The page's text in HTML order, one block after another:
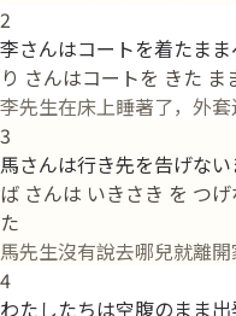
2
李さんはコートを着たま
り さんはコートを きた
李先生在床上睡著了，外套
3
馬さんは行き先を告げな
ば さんは いきさき を つ
た
馬先生沒有說去哪兒就離開
4
わたしたちは空腹のまま